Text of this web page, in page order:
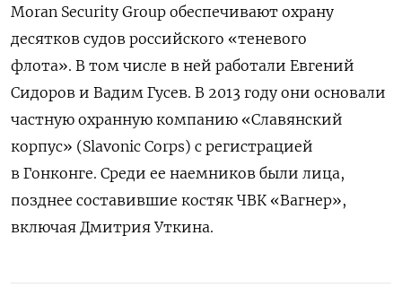
Moran Security Group обеспечивают охрану
десятков судов российского «теневого
флота». В том числе в ней работали Евгений
Сидоров и Вадим Гусев. В 2013 году они основали
частную охранную компанию «Славянский
корпус» (Slavonic Corps) с регистрацией
в Гонконге. Среди ее наемников были лица,
позднее составившие костяк ЧВК «Вагнер»,
включая Дмитрия Уткина.